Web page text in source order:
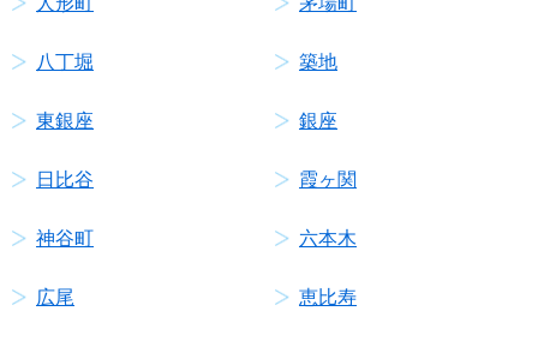
八丁堀 築地
東銀座 銀座
日比谷 霞ヶ関
神谷町 六本木
広尾 恵比寿